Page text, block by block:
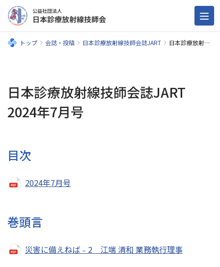
トップ 会誌・投稿 日本診療放射線技師会誌JART 日本診療放射線技師会誌JART 2024年7月号
日本診療放射線技師会誌JART
2024年7月号
目次
2024年7月号
巻頭言
災害に備えねば﹣2 江端 清和 業務執行理事